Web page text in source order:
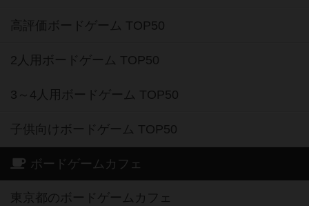
高評価ボードゲーム TOP50
2人用ボードゲーム TOP50
3～4人用ボードゲーム TOP50
子供向けボードゲーム TOP50
ボードゲームカフェ
東京都のボードゲームカフェ